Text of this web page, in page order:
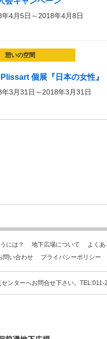
年4月5日～2018年4月8日
憩いの空間
個展『日本の女性』
年3月31日～2018年3月31日
には？ 地下広場について
よく
問い合わせ プライバシーポリシー
ンターへお問合せ下さい。